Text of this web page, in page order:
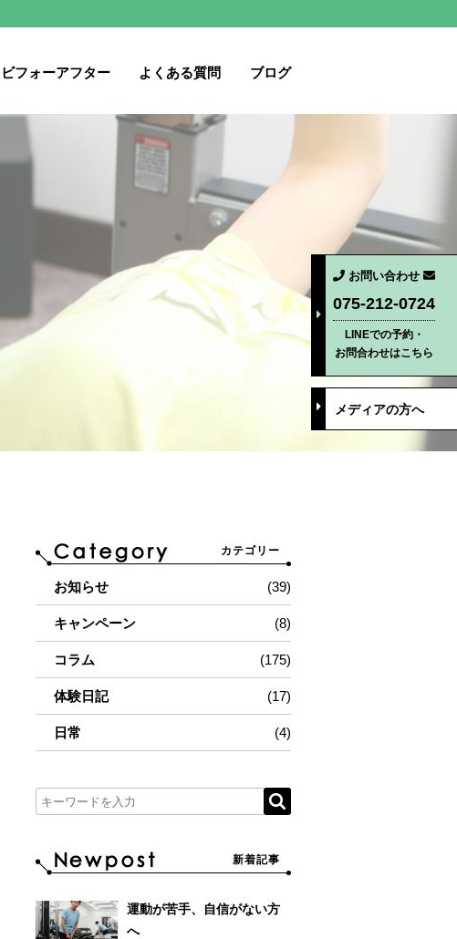
ビフォーアフター よくある質問 ブログ
お問い合わせ
075-212-0724
LINEでの予約・
お問合わせはこちら
メディアの方へ
カテゴリー
お知らせ (39)
キャンペーン (8)
コラム (175)
体験日記 (17)
日常 (4)
新着記事
運動が苦手、自信がない方
へ